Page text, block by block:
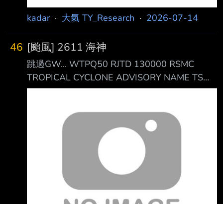
kadar· 大氣 TY_Research · 2026-07-14
46 [颱風] 2611 海神
跳過GW... WTPQ50 RJTD 130000 RSMC
TROPICAL CYCLONE ADVISORY NAME TS
2611 HAISHEN (2611) UPGRADED FROM TD
POOR MOVE W SLOWLY PRES 1004HPA
MXWD 035KT GUST 050KT 30KT 240NM
https://i.meee.com.tw/9kpAxms.png -- GFS